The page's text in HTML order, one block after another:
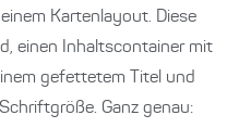
Kartenlayout. Diese
einen Inhaltscontainer mit
gefettetem Titel und
Ganz genau: